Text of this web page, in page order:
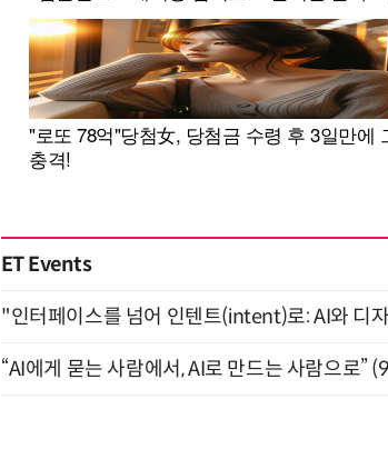
ET Events
"인터페이스를 넘어 인텐트(intent)로: AI와 디
“AI에게 묻는 사람에서, AI로 만드는 사람으로”